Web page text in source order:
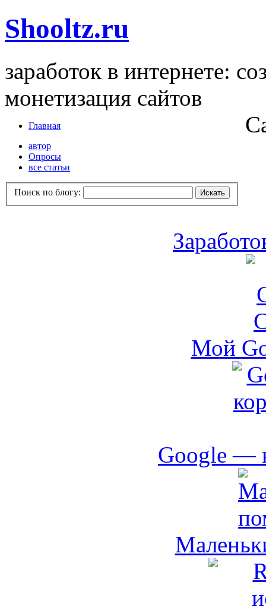
Shooltz.ru
заработок в интернете:
монетизация сайтов
Главная
автор
Опросы
все статьи
Поиск по блогу:
Мой
Google —